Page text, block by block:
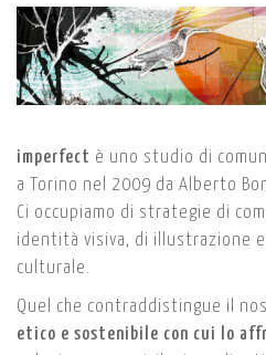
imperfect è uno studio di
a Torino nel 2009 da Alberto
Ci occupiamo di strategie di
identità visiva, di illustrazione
culturale.
Quel che contraddistingue il
etico e sostenibile con cui lo